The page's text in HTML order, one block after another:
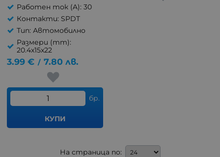
Работен ток (A): 30
Контакти: SPDT
Тип: Автомобилно
Размери (mm):
20.4x15x22
3.99 € / 7.80 лв.
бр.
КУПИ
На страница по: